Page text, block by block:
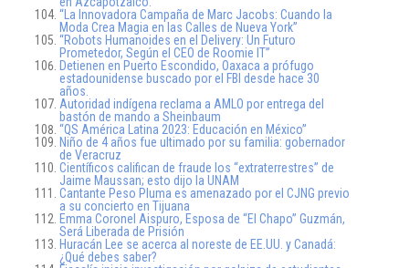
“La Innovadora Campaña de Marc Jacobs: Cuando la
Moda Crea Magia en las Calles de Nueva York”
“Robots Humanoides en el Delivery: Un Futuro
Prometedor, Según el CEO de Roomie IT”
Detienen en Puerto Escondido, Oaxaca a prófugo
estadounidense buscado por el FBI desde hace 30
años.
Autoridad indígena reclama a AMLO por entrega del
bastón de mando a Sheinbaum
“QS América Latina 2023: Educación en México”
Niño de 4 años fue ultimado por su familia: gobernador
de Veracruz
Científicos califican de fraude los “extraterrestres” de
Jaime Maussan; esto dijo la UNAM
Cantante Peso Pluma es amenazado por el CJNG previo
a su concierto en Tijuana
Emma Coronel Aispuro, Esposa de “El Chapo” Guzmán,
Será Liberada de Prisión
Huracán Lee se acerca al noreste de EE.UU. y Canadá:
¿Qué debes saber?